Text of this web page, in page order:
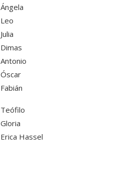
Ángela
Leo
Julia
Dimas
Antonio
Óscar
Fabián
Teófilo
Gloria
Erica Hassel